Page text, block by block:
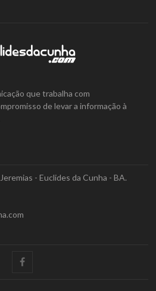
que trabalha com
de levar a informação à
- Euclides da Cunha - BA.
facebook